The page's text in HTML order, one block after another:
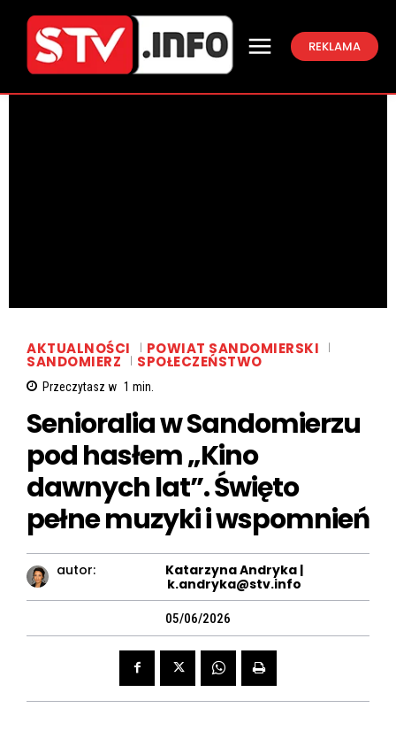
REKLAMA
AKTUALNOŚCI POWIAT SANDOMIERSKI
SANDOMIERZ SPOŁECZEŃSTWO
Przeczytasz w 1 min.
Senioralia w Sandomierzu
pod hasłem „Kino
dawnych lat”. Święto
pełne muzyki i wspomnień
autor:
Katarzyna Andryka |
k.andryka@stv.info
05/06/2026